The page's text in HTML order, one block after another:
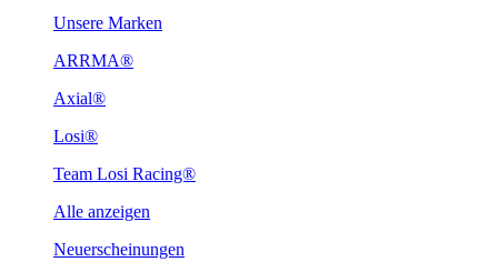
Unsere Marken
ARRMA®
Axial®
Losi®
Team Losi Racing®
Alle anzeigen
Neuerscheinungen